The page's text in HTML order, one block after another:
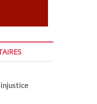
injustice